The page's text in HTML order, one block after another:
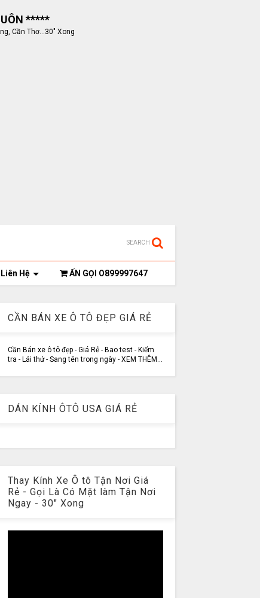
*****
Cần Thơ...30" Xong
SEARCH
Liên Hệ ẤN GỌI O899997647
CẦN BÁN XE Ô TÔ ĐẸP GIÁ RẺ
Cần Bán xe ô tô đẹp - Giá Rẻ - Bao test - Kiểm
tra - Lái thử - Sang tên trong ngày - XEM THÊM...
DÁN KÍNH ÔTÔ USA GIÁ RẺ
Thay Kính Xe Ô tô Tận Nơi Giá
Rẻ - Gọi Là Có Mặt làm Tận Nơi
Ngay - 30" Xong